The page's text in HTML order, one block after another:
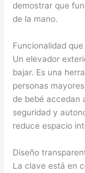
demostrar que
de la mano.
Funcionalidad
Un elevador
bajar. Es una
personas
de bebé accedan
seguridad y
reduce espacio
Diseño
La clave está en